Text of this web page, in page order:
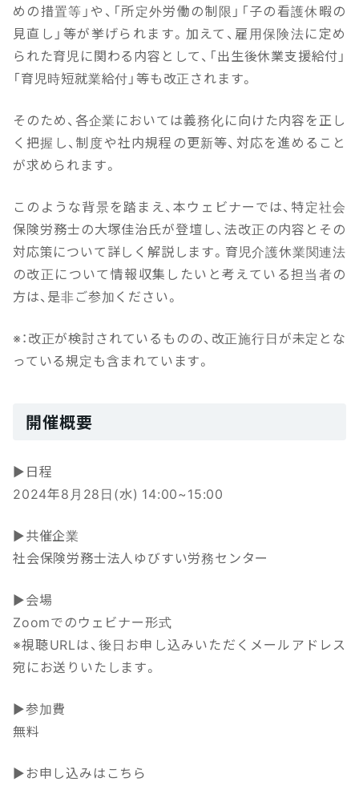
めの措置等」や、「所定外労働の制限」「子の看護休暇の
見直し」等が挙げられます。加えて、雇用保険法に定め
られた育児に関わる内容として、「出生後休業支援給付」
「育児時短就業給付」等も改正されます。
そのため、各企業においては義務化に向けた内容を正し
く把握し、制度や社内規程の更新等、対応を進めること
が求められます。
このような背景を踏まえ、本ウェビナーでは、特定社会
保険労務士の大塚佳治氏が登壇し、法改正の内容とその
対応策について詳しく解説します。育児介護休業関連法
の改正について情報収集したいと考えている担当者の
方は、是非ご参加ください。
※：改正が検討されているものの、改正施行日が未定とな
っている規定も含まれています。
開催概要
▶日程
2024年8月28日(水) 14:00~15:00
▶共催企業
社会保険労務士法人ゆびすい労務センター
▶会場
Zoomでのウェビナー形式
※視聴URLは、後日お申し込みいただくメールアドレス
宛にお送りいたします。
▶参加費
無料
▶お申し込みはこちら